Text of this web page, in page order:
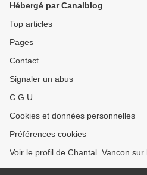
Hébergé par Canalblog
Top articles
Pages
Contact
Signaler un abus
C.G.U.
Cookies et données personnelles
Préférences cookies
Voir le profil de Chantal_Vancon